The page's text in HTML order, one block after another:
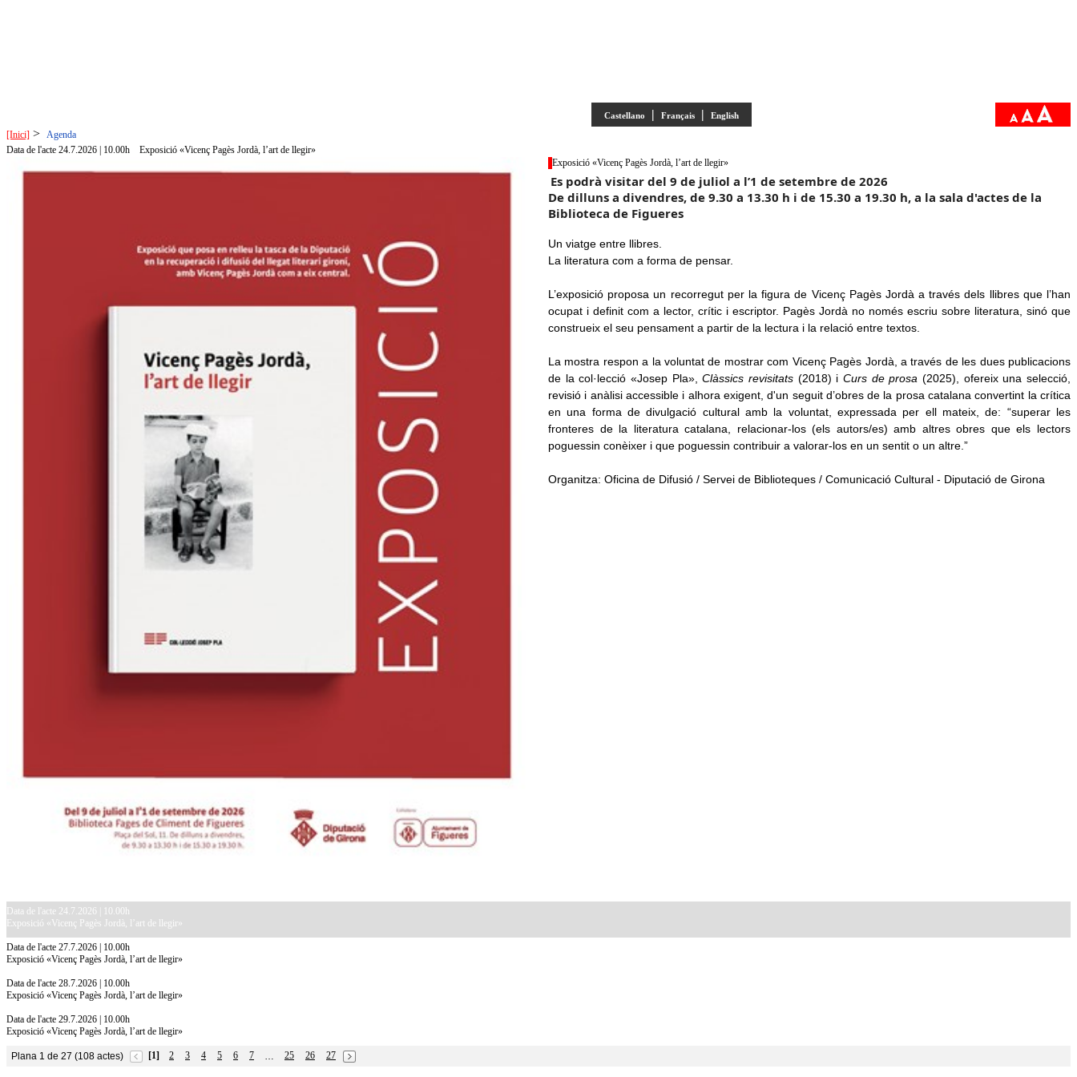
Castellano | Français | English
[Inici] > Agenda
Data de l'acte 24.7.2026 | 10.00h
Exposició «Vicenç Pagès Jordà, l’art de llegir»
Exposició «Vicenç Pagès Jordà, l’art de llegir»
Es podrà visitar del 9 de juliol a l’1 de setembre de 2026
De dilluns a divendres, de 9.30 a 13.30 h i de 15.30 a 19.30 h, a la sala d'actes de la
Biblioteca de Figueres
Un viatge entre llibres.
La literatura com a forma de pensar.
L’exposició proposa un recorregut per la figura de Vicenç Pagès Jordà a través dels llibres que l’han
ocupat i definit com a lector, crític i escriptor. Pagès Jordà no només escriu sobre literatura, sinó que
construeix el seu pensament a partir de la lectura i la relació entre textos.
La mostra respon a la voluntat de mostrar com Vicenç Pagès Jordà, a través de les dues publicacions
de la col·lecció «Josep Pla»,Clàssics revisitats (2018) iCurs de prosa (2025), ofereix una selecció,
revisió i anàlisi accessible i alhora exigent, d'un seguit d’obres de la prosa catalana convertint la crítica
en una forma de divulgació cultural amb la voluntat, expressada per ell mateix, de: “superar les
fronteres de la literatura catalana, relacionar-los (els autors/es) amb altres obres que els lectors
poguessin conèixer i que poguessin contribuir a valorar-los en un sentit o un altre.”
Organitza: Oficina de Difusió / Servei de Biblioteques / Comunicació Cultural - Diputació de Girona
Data de l'acte 24.7.2026 | 10.00h
Exposició «Vicenç Pagès Jordà, l’art de llegir»
Data de l'acte 27.7.2026 | 10.00h
Exposició «Vicenç Pagès Jordà, l’art de llegir»
Data de l'acte 28.7.2026 | 10.00h
Exposició «Vicenç Pagès Jordà, l’art de llegir»
Data de l'acte 29.7.2026 | 10.00h
Exposició «Vicenç Pagès Jordà, l’art de llegir»
Plana 1 de 27 (108 actes) [1] 2 3 4 5 6 7 … 25 26
27